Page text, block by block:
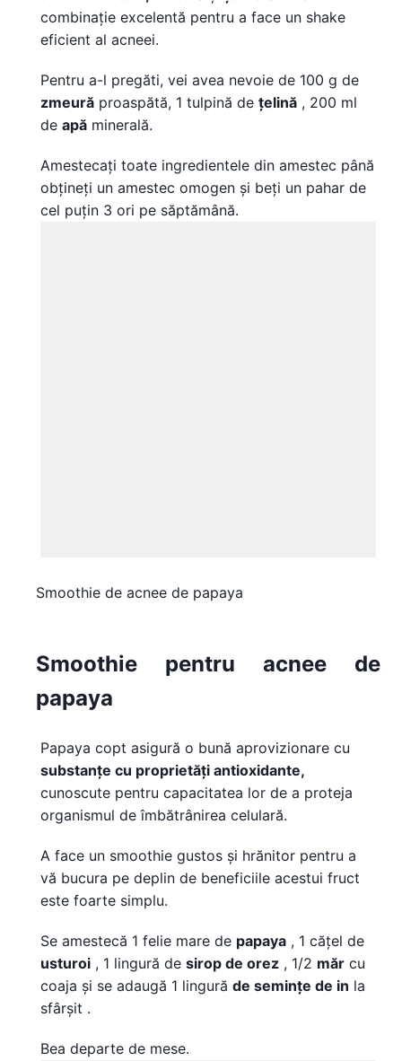
combinație excelentă pentru a face un shake
eficient al acneei.
Pentru a-l pregăti, vei avea nevoie de 100 g de
zmeură proaspătă, 1 tulpină de țelină , 200 ml
de apă minerală.
Amestecați toate ingredientele din amestec până
obțineți un amestec omogen și beți un pahar de
cel puțin 3 ori pe săptămână.
Smoothie de acnee de papaya
Smoothie pentru acnee de
papaya
Papaya copt asigură o bună aprovizionare cu
substanțe cu proprietăți antioxidante,
cunoscute pentru capacitatea lor de a proteja
organismul de îmbătrânirea celulară.
A face un smoothie gustos și hrănitor pentru a
vă bucura pe deplin de beneficiile acestui fruct
este foarte simplu.
Se amestecă 1 felie mare de papaya , 1 cățel de
usturoi , 1 lingură de sirop de orez , 1/2 măr cu
coaja și se adaugă 1 lingură de semințe de in la
sfârșit .
Bea departe de mese.